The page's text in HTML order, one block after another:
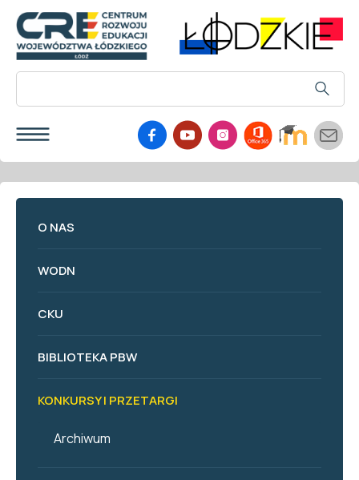
O NAS
WODN
CKU
BIBLIOTEKA PBW
KONKURSY I PRZETARGI
Archiwum